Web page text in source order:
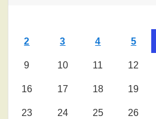
2 3 4 5
9 10 11 12
16 17 18 19
23 24 25 26